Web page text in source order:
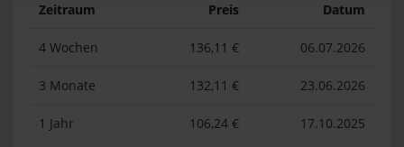
Zeitraum Preis Datum
4 Wochen 136,11 € 06.07.2026
3 Monate 132,11 € 23.06.2026
1 Jahr 106,24 € 17.10.2025